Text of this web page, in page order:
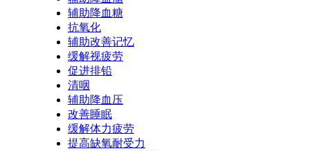
辅助降血糖
抗氧化
辅助改善记忆
缓解视疲劳
促进排铅
清咽
辅助降血压
改善睡眠
缓解体力疲劳
提高缺氧耐受力